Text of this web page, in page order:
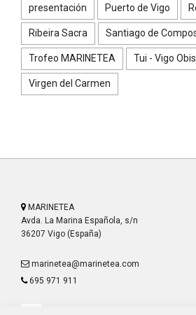
presentación Puerto de Vigo
Ribeira Sacra Santiago de
Trofeo MARINETEA Tui - Vigo
Virgen del Carmen
MARINETEA
Avda. La Marina Española, s/n
36207 Vigo (España)
marinetea@marinetea.com
695 971 911